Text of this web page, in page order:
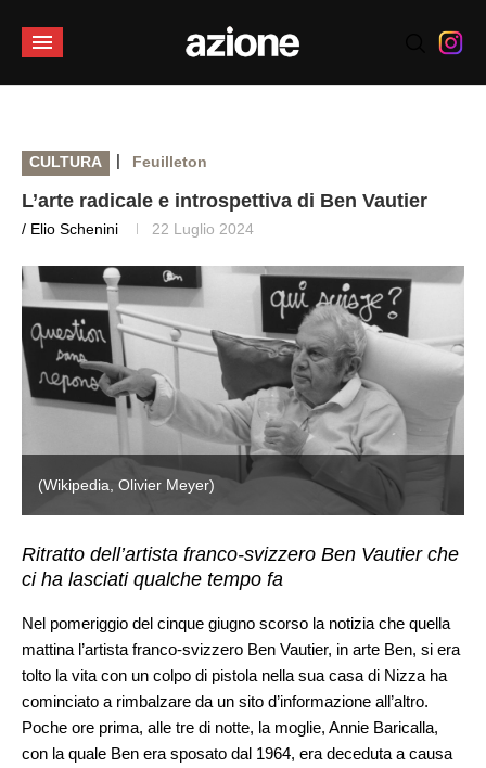
CULTURA | Feuilleton
L’arte radicale e introspettiva di Ben Vautier
/ Elio Schenini 22 Luglio 2024
(Wikipedia, Olivier Meyer)
Ritratto dell’artista franco-svizzero Ben Vautier che
ci ha lasciati qualche tempo fa
Nel pomeriggio del cinque giugno scorso la notizia che quella
mattina l’artista franco-svizzero Ben Vautier, in arte Ben, si era
tolto la vita con un colpo di pistola nella sua casa di Nizza ha
cominciato a rimbalzare da un sito d’informazione all’altro.
Poche ore prima, alle tre di notte, la moglie, Annie Baricalla,
con la quale Ben era sposato dal 1964, era deceduta a causa